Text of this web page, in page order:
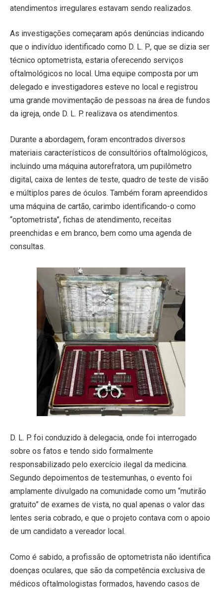
atendimentos irregulares estavam sendo realizados.
As investigações começaram após denúncias indicando
que o indivíduo identificado como D. L. P., que se dizia ser
técnico optometrista, estaria oferecendo serviços
oftalmológicos no local. Uma equipe composta por um
delegado e investigadores esteve no local e registrou
uma grande movimentação de pessoas na área de fundos
da igreja, onde D. L. P. realizava os atendimentos.
Durante a abordagem, foram encontrados diversos
materiais característicos de consultórios oftalmológicos,
incluindo uma máquina autorefratora, um pupilômetro
digital, caixa de lentes de teste, quadro de teste de visão
e múltiplos pares de óculos. Também foram apreendidos
uma máquina de cartão, carimbo identificando-o como
“optometrista”, fichas de atendimento, receitas
preenchidas e em branco, bem como uma agenda de
consultas.
D. L. P. foi conduzido à delegacia, onde foi interrogado
sobre os fatos e tendo sido formalmente
responsabilizado pelo exercício ilegal da medicina.
Segundo depoimentos de testemunhas, o evento foi
amplamente divulgado na comunidade como um “mutirão
gratuito” de exames de vista, no qual apenas o valor das
lentes seria cobrado, e que o projeto contava com o apoio
de um candidato a vereador local.
Como é sabido, a profissão de optometrista não identifica
doenças oculares, que são da competência exclusiva de
médicos oftalmologistas formados, havendo casos de